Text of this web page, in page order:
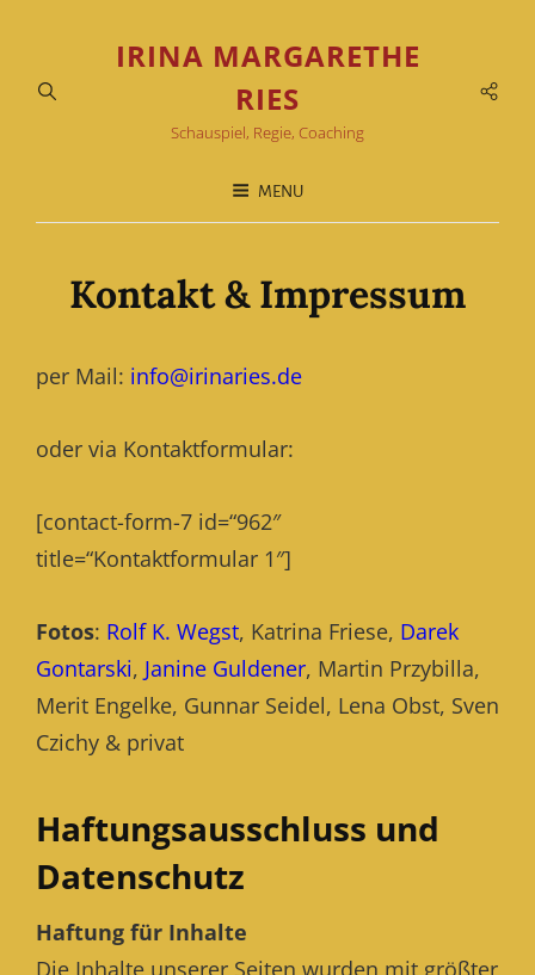
IRINA MARGARETHE
RIES
Schauspiel, Regie, Coaching
MENU
Kontakt & Impressum
per Mail: info@irinaries.de
oder via Kontaktformular:
[contact-form-7 id=“962″
title=“Kontaktformular 1″]
Fotos: Rolf K. Wegst, Katrina Friese, Darek
Gontarski, Janine Guldener, Martin Przybilla,
Merit Engelke, Gunnar Seidel, Lena Obst, Sven
Czichy & privat
Haftungsausschluss und
Datenschutz
Haftung für Inhalte
Die Inhalte unserer Seiten wurden mit größter